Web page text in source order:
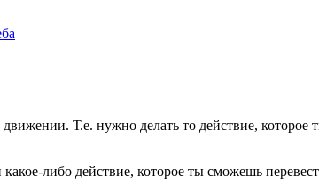
Т.е. нужно делать то действие,
либо действие, которое ты сможешь